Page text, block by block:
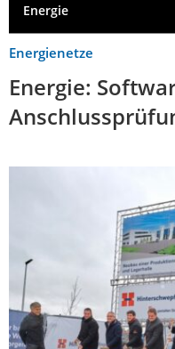
Energie
Energienetze
Energie: